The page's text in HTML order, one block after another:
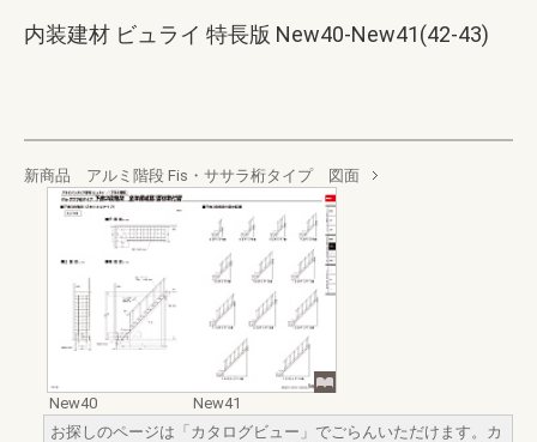
内装建材 ビュライ 特長版 New40-New41(42-43)
新商品 アルミ階段 Fis・ササラ桁タイプ 図面
New40
New41
お探しのページは「カタログビュー」でごらんいただけます。カ